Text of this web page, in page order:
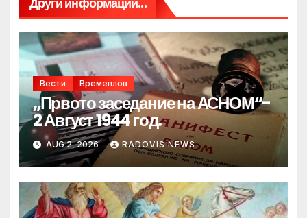
Вести Времеплов
„Првото заседание на АСНОМ“-
2 Август 1944 год.
AUG 2, 2026 RADOVIS NEWS